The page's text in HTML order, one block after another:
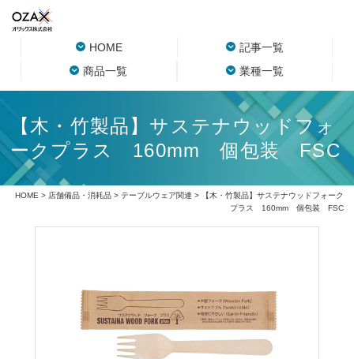
HOME
記事一覧
商品一覧
業種一覧
【木・竹製品】サステナウッドフォ
ークプラス 160mm 個包装 FSC
HOME > 店舗備品・消耗品> テーブルウェア関連 > 【木・竹製品】サステナウッドフォーク
プラス 160mm 個包装 FSC